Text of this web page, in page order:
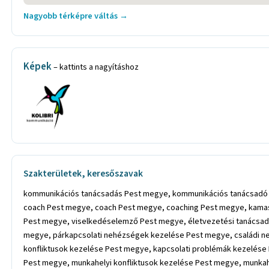
Nagyobb térképre váltás →
Képek– kattints a nagyításhoz
Szakterületek, keresőszavak
kommunikációs tanácsadás Pest megye, kommunikációs tanácsadó Pest megye, kommunikáció fejlesztés Pest megye, kommunikáció fejlesztése Pest megye, kommunikációs mentor Pest megye, intuitív coach Pest megye, coach Pest megye, coaching Pest megye, kamasz coaching Pest megye, ifjúsági coaching Pest megye, life coaching Pest megye, egyéni coaching Pest megye, személyiségfejlesztő coach Pest megye, viselkedéselemző Pest megye, életvezetési tanácsadás Pest megye, életvezetési nehézségek kezelése Pest megye, kapcsolatok javítása Pest megye, párkapcsolati problémák kezelése Pest megye, párkapcsolati nehézségek kezelése Pest megye, családi nehézségek kezelése Pest megye, családi problémák kezelése Pest megye, párkapcsolati konfliktusok kezelése Pest megye, családi konfliktusok kezelése Pest megye, kapcsolati problémák kezelése Pest megye, kapcsolati konfliktusok kezelése Pest megye, kapcsolati nehézségek kezelése Pest megye, munkahelyi problémák kezelése Pest megye, munkahelyi konfliktusok kezelése Pest megye, munkahelyi nehézségek kezelése Pest megye, baráti problémák kezelése Pest megye, baráti konfliktusok kezelése Pest megye, baráti nehézségek kezelése Pest megye, nehézségek kezelése Pest megye, problémák kezelése Pest megye, konfliktusok kezelése Pest megye, szorongás kezelése. stressz kezelése Pest megye, félénkség kezelése Pest megye, félénkség legyőzése Pest megye, lámpaláz kezelése Pest megye, lámpaláz legyőzése Pest megye, önfejlesztés Pest megye, önismereti fejlődés Pest megye, magánéleti válság kezelése Pest megye, önbizalom erősítése Pest megye, önbizalom növelése Pest megye, tudatos kommunikáció Pest megye, tudatosság fejlesztése Pest megye, ifjúsági- és gyermek lelki tanácsadó Pest megye, hatékony kommunikáció Pest megye, motiválatlanság kezelése Pest megye, életcélok megtalálása Pest megye, segítő beszélgetés Pest megye, életcél elősegítés Pest megye, bizonytalanság kezelése Pest megye, karrier tanácsadás Pest megye, szülő-gyerek kapcsolati tanácsadó Pest megye, szülő-gyermek kapcsolati tanácsadás Pest megye, fejlődés coaching támogatással Pest megye, coaching támogatás Pest megye, kapcsolati tanácsadó Pest megye, kapcsolati tanácsadás Pest megye, kapcsolati tanácsadó szakember Pest megye, célok tisztázása Pest megye, karrier tanácsadás Pest megye, személyiségfejlesztő coach Pest megye, karrierváltás elősegítése Pest megye, döntéshozatal elősegítése Pest megye, célkitűzés elősegítése Pest megye, kolibri coaching Pest megye, kommunikációs tanácsadás Buda, kommunikációs tanácsadó Buda, kommunikáció fejlesztés Buda, kommunikáció fejlesztése Buda, kommunikációs mentor Buda, intuitív coach Buda, coach Buda, coaching Buda, kamasz coaching Buda, ifjúsági coaching Buda, life coaching Buda, egyéni coaching Buda, személyiségfejlesztő coach Buda, viselkedéselemző Buda, életvezetési tanácsadás Buda, életvezetési nehézségek kezelése Buda, kapcsolatok javítása Buda, párkapcsolati problémák kezelése Buda, párkapcsolati nehézségek kezelése Buda, családi nehézségek